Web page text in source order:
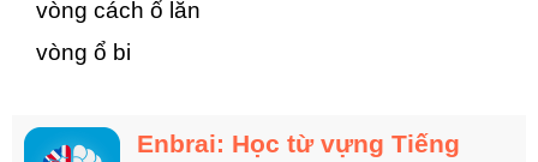
vòng cách ổ lăn
vòng ổ bi
Enbrai: Học từ vựng Tiếng